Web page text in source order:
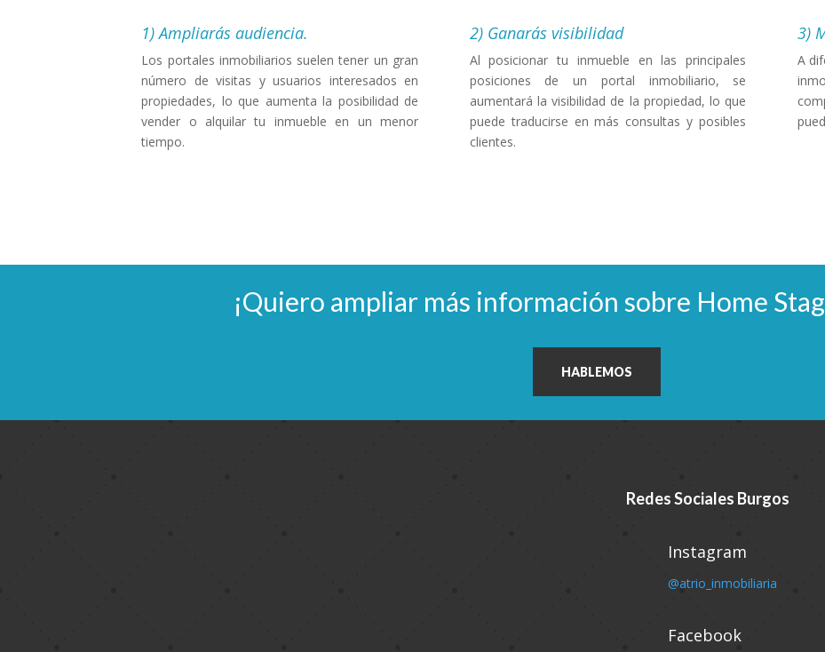
1) Ampliarás audiencia.
Los portales inmobiliarios suelen tener un gran
número de visitas y usuarios interesados en
propiedades, lo que aumenta la posibilidad de
vender o alquilar tu inmueble en un menor
tiempo.
2) Ganarás visibilidad
Al posicionar tu inmueble en las principales
posiciones de un portal inmobiliario, se
aumentará la visibilidad de la propiedad, lo que
puede traducirse en más consultas y posibles
clientes.
3)
A
¡Quiero ampliar más información sobre Home
HABLEMOS
Redes Sociales Burgos
Instagram
@atrio_inmobiliaria
Facebook